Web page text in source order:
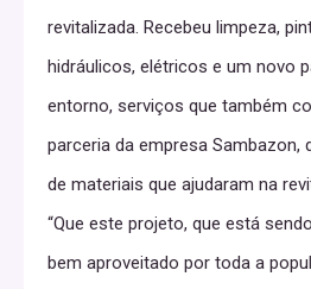
revitalizada. Recebeu limpeza,
hidráulicos, elétricos e um novo
entorno, serviços que também
parceria da empresa Sambazon,
de materiais que ajudaram na
“Que este projeto, que está
bem aproveitado por toda a